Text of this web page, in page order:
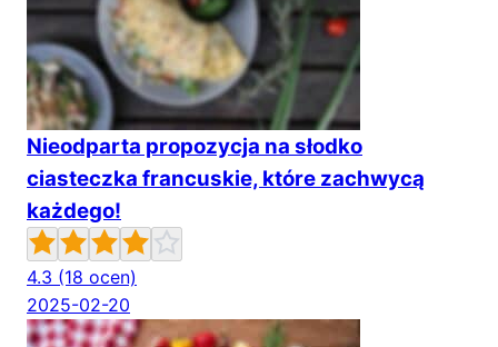
Nieodparta propozycja na słodko
ciasteczka francuskie, które zachwycą
każdego!
4.3 (18 ocen)
2025-02-20